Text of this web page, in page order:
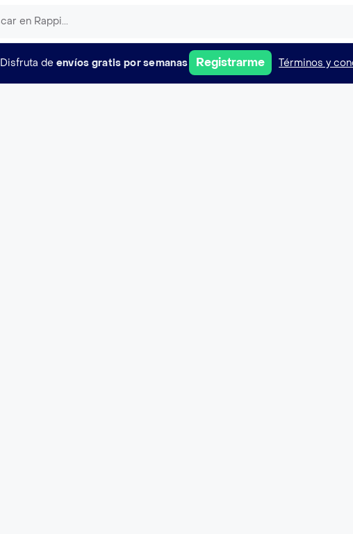
Disfruta de envíos gratis por semanas Registrarme Términos y